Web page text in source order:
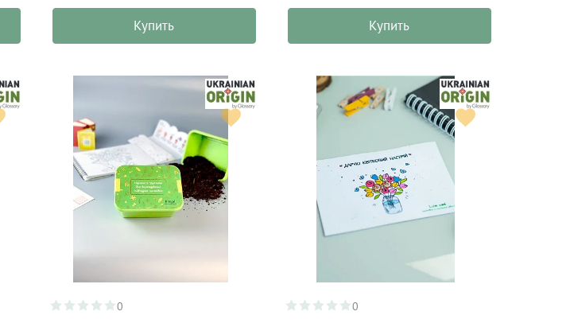
Купить Купить
0 0